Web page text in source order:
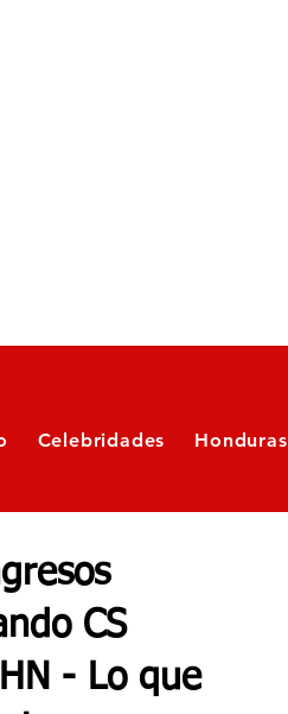
Celebridades Honduras
CS
- Lo que